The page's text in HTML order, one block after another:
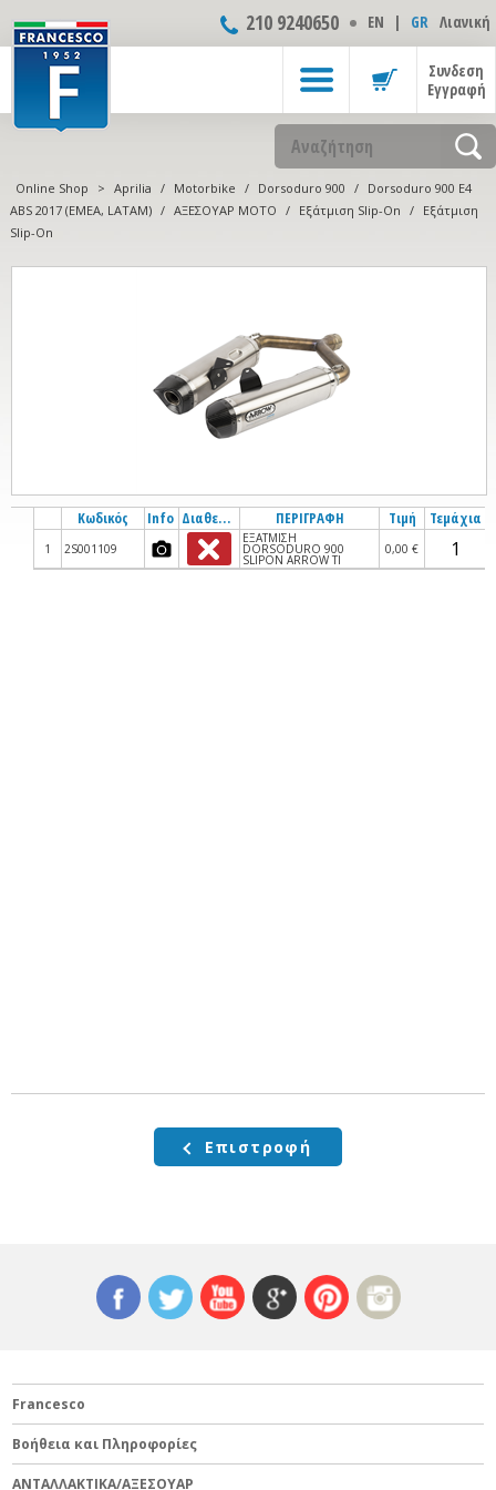
210 9240650 ΕΝ | GR Λιανική
Συνδεση
Εγγραφή
Online Shop > Aprilia / Motorbike / Dorsoduro 900 / Dorsoduro 900 E4
ABS 2017 (EMEA, LATAM) / ΑΞΕΣΟΥΑΡ ΜOTO / Εξάτμιση Slip-On / Εξάτμιση
Slip-On
Κωδικός Info Διαθεσιμότητα ΠΕΡΙΓΡΑΦΗ Τιμή Τεμάχια
1 2S001109
ΕΞΑΤΜΙΣΗ
DORSODURO 900
SLIPON ARROW ΤΙ
0,00 €
Επιστροφή
Francesco
Βοήθεια και Πληροφορίες
ΑΝΤΑΛΛΑΚΤΙΚΑ/ΑΞΕΣΟΥΑΡ